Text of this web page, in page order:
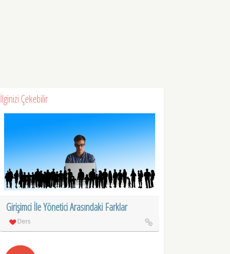
İlginizi Çekebilir
Girişimci İle Yönetici Arasındaki Farklar
Ders